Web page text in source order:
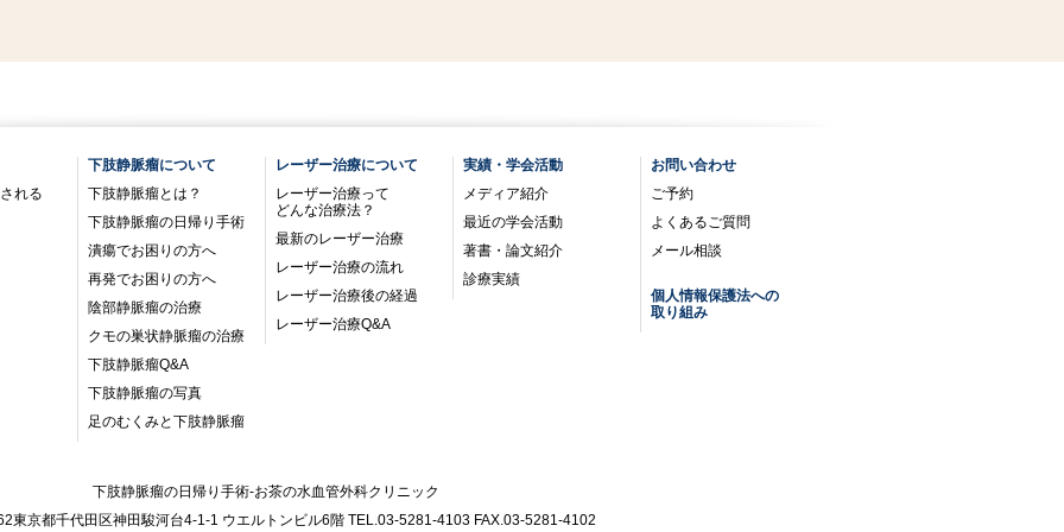
れる
下肢静脈瘤について
下肢静脈瘤とは？
下肢静脈瘤の日帰り手術
潰瘍でお困りの方へ
再発でお困りの方へ
陰部静脈瘤の治療
クモの巣状静脈瘤の治療
下肢静脈瘤Q&A
下肢静脈瘤の写真
足のむくみと下肢静脈瘤
レーザー治療について
レーザー治療って
どんな治療法？
最新のレーザー治療
レーザー治療の流れ
レーザー治療後の経過
レーザー治療Q&A
実績・学会活動
メディア紹介
最近の学会活動
著書・論文紹介
診療実績
お問い合わせ
ご予約
よくあるご質問
メール相談
個人情報保護法への
取り組み
下肢静脈瘤の日帰り手術-お茶の水血管外科クリニック
東京都千代田区神田駿河台4-1-1 ウエルトンビル6階 TEL.03-5281-4103 FAX.03-5281-4102